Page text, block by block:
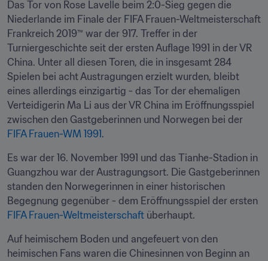
Das Tor von Rose Lavelle beim 2:0-Sieg gegen die
Niederlande im Finale der FIFA Frauen-Weltmeisterschaft
Frankreich 2019™ war der 917. Treffer in der
Turniergeschichte seit der ersten Auflage 1991 in der VR
China. Unter all diesen Toren, die in insgesamt 284
Spielen bei acht Austragungen erzielt wurden, bleibt
eines allerdings einzigartig - das Tor der ehemaligen
Verteidigerin Ma Li aus der VR China im Eröffnungsspiel
FIFA Frauen-WM 1991 .
Es war der 16. November 1991 und das Tianhe-Stadion in
Guangzhou war der Austragungsort. Die Gastgeberinnen
standen den Norwegerinnen in einer historischen
FIFA Frauen-Weltmeisterschaft überhaupt.
Auf heimischem Boden und angefeuert von den
heimischen Fans waren die Chinesinnen von Beginn an